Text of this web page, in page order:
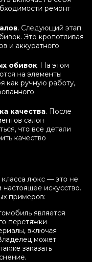
ремонт
. Следующий этап
Это кропотливая
и аккуратного
обивок. На этом
на элементы
как ручную работу,
качества. После
салон
что все детали
качество
люкс — это не
искусство.
примеров:
является
перетяжки
включая
может
заказать